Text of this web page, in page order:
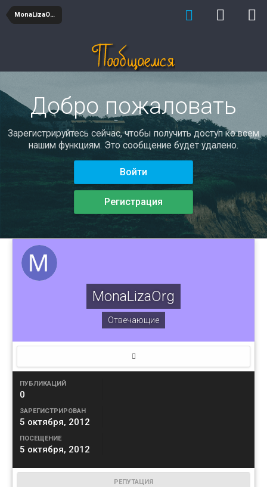
MonaLizaOrg
Добро пожаловать
Зарегистрируйтесь сейчас, чтобы получить доступ ко всем
нашим функциям. Это сообщение будет удалено.
Войти
Регистрация
MonaLizaOrg
Отвечающие
ПУБЛИКАЦИЙ
0
ЗАРЕГИСТРИРОВАН
5 октября, 2012
ПОСЕЩЕНИЕ
5 октября, 2012
РЕПУТАЦИЯ